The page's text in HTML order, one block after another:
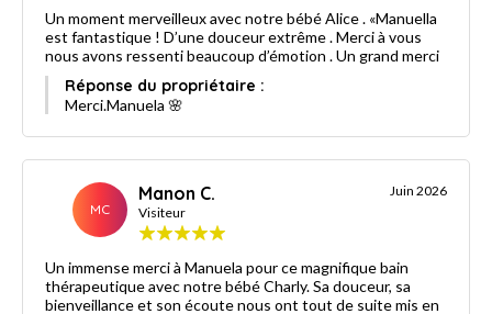
Un moment merveilleux avec notre bébé Alice . «Manuella
est fantastique ! D’une douceur extrême . Merci à vous
nous avons ressenti beaucoup d’émotion . Un grand merci
Réponse du propriétaire :
Merci.Manuela 🌸
MC
Manon C.
Visiteur
Juin 2026
Un immense merci à Manuela pour ce magnifique bain
thérapeutique avec notre bébé Charly. Sa douceur, sa
bienveillance et son écoute nous ont tout de suite mis en